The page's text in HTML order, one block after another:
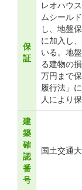
保
証
レオハウ
ムシール
し、地盤
に加入し
いる。地
る建物の
万円まで
履行法」
人により
建
築
確
認
番
号
国土交通